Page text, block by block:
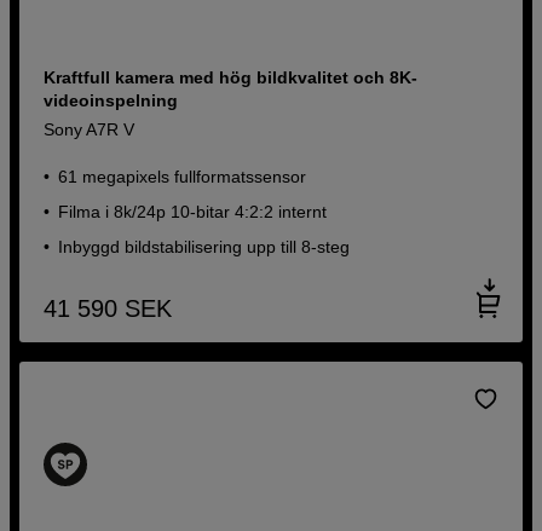
Kraftfull kamera med hög bildkvalitet och 8K-
videoinspelning
Sony A7R V
61 megapixels fullformatssensor
Filma i 8k/24p 10-bitar 4:2:2 internt
Inbyggd bildstabilisering upp till 8-steg
41 590 SEK